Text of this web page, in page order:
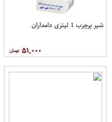
شیر پرچرب 1 لیتری دامداران
۵۱,۰۰۰